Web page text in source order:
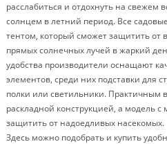
расслабиться и отдохнуть на свежем
солнцем в летний период. Все
тентом, который сможет защитить от
прямых солнечных лучей в жаркий
удобства производители оснащают
элементов, среди них подставки для
полки или светильники. Практичным
раскладной конструкцией, а модель
защитить от надоедливых насекомых.
Здесь можно подобрать и купить